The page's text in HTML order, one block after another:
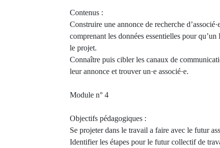
Contenus :
Construire une annonce de recherche
comprenant les données essentielles pour qu’un
le projet.
Connaître puis cibler les canaux de
leur annonce et trouver un·e associé·e.
Module n° 4
Objectifs pédagogiques :
Se projeter dans le travail a faire avec le futur
Identifier les étapes pour le futur collectif de